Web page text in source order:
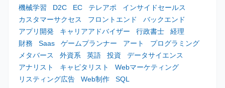
機械学習
D2C EC テレアポ
インサイドセールス
カスタマーサクセス
フロントエンド
バックエンド
アプリ開発
キャリアアドバイザー 行政書士
経理
財務
Saas ゲームプランナー アート
プログラミング
メタバース
外資系 英語 投資
データサイエンス
アナリスト
キャピタリスト
Webマーケティング
リスティング広告
Web制作 SQL